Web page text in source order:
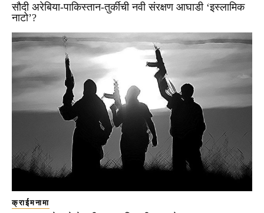
सौदी अरेबिया-पाकिस्तान-तुर्कीची नवी संरक्षण आघाडी ‘इस्लामिक
नाटो’?
क्राईमनामा